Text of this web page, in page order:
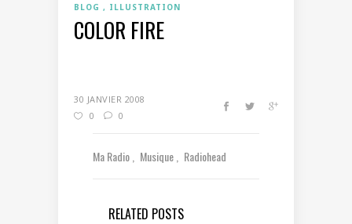
BLOG ILLUSTRATION
COLOR FIRE
30 JANVIER 2008
0
0
Ma Radio Musique Radiohead
RELATED POSTS